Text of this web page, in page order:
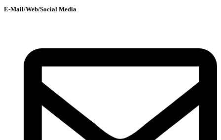
E-Mail/Web/Social Media